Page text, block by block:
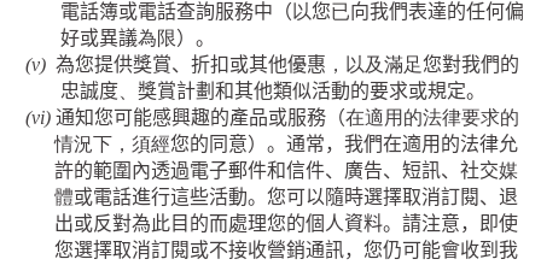
電話簿或電話查詢服務中（ 以您已向我們表達的任何偏
好或異議為限）。
(v) 為您提供獎賞、折扣或其他優惠 ，以及滿足您對我們的
忠誠度、 獎賞計劃和其他類似活動的要求或規定。
(vi) 通知您可能感興趣的產品或服務（在適用的法律要求的
情況下，須經您的同意）。通常，我們在適用的法律允
許的範圍內透過電子郵件和信件、廣告、短訊、社交媒
體或電話進行這些活動。您可以隨時選擇取消訂閱、退
出或反對為此目的而處理您的個人資料。請注意，即使
您選擇取消訂閱或不接收營銷通訊，您仍可能會收到我